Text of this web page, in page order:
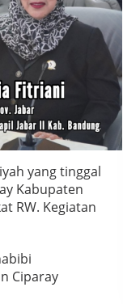
yang tinggal
Kabupaten
RW. Kegiatan
Ciparay